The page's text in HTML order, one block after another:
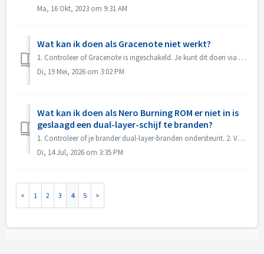
Ma, 16 Okt, 2023 om 9:31 AM
Wat kan ik doen als Gracenote niet werkt?
1. Controleer of Gracenote is ingeschakeld. Je kunt dit doen via het menu “Bestand -> Opties -> Database”, door de optie “Toegang tot de online databa...
Di, 19 Mei, 2026 om 3:02 PM
Wat kan ik doen als Nero Burning ROM er niet in is
geslaagd een dual-layer-schijf te branden?
1. Controleer of je brander dual-layer-branden ondersteunt. 2. Verlaag de brandsnelheid: branden op hoge snelheid kan ervoor zorgen dat de tweede laag ...
Di, 14 Jul, 2026 om 3:35 PM
1 2 3 4 5